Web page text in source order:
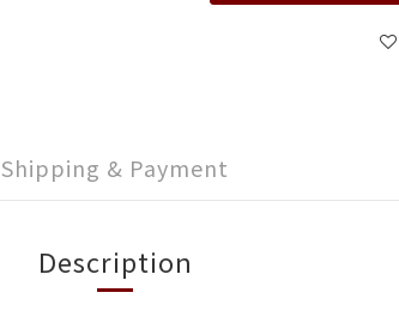
Shipping & Payment
Description